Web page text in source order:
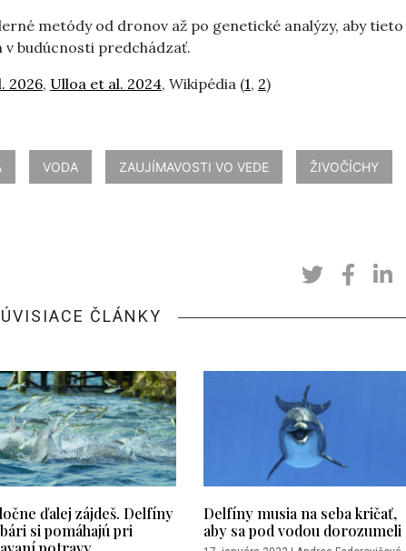
metódy od dronov až po genetické analýzy, aby tieto
v budúcnosti predchádzať.
2026, Ulloa et al. 2024, Wikipédia (1, 2)
VODA ZAUJÍMAVOSTI VO VEDE ŽIVOČÍCHY
ČLÁNKY
ďalej zájdeš. Delfíny
si pomáhajú pri
potravy
Delfíny musia na seba kričať,
aby sa pod vodou dorozumeli